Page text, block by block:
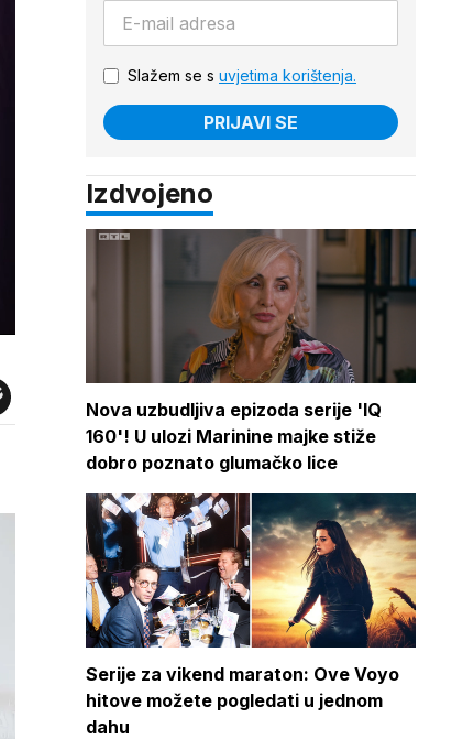
Slažem se s uvjetima korištenja.
PRIJAVI SE
Izdvojeno
Nova uzbudljiva epizoda serije 'IQ
160'! U ulozi Marinine majke stiže
dobro poznato glumačko lice
Serije za vikend maraton: Ove Voyo
hitove možete pogledati u jednom
dahu